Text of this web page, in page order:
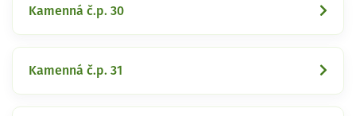
Kamenná č.p. 30
Kamenná č.p. 31